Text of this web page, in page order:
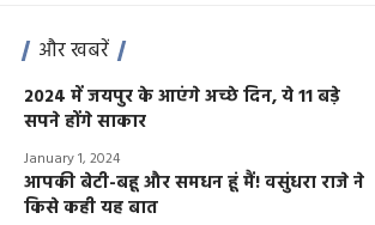
और खबरें
2024 में जयपुर के आएंगे अच्छे दिन, ये 11 बड़े
सपने होंगे साकार
January 1, 2024
आपकी बेटी-बहू और समधन हूं मैं! वसुंधरा राजे ने
किसे कही यह बात